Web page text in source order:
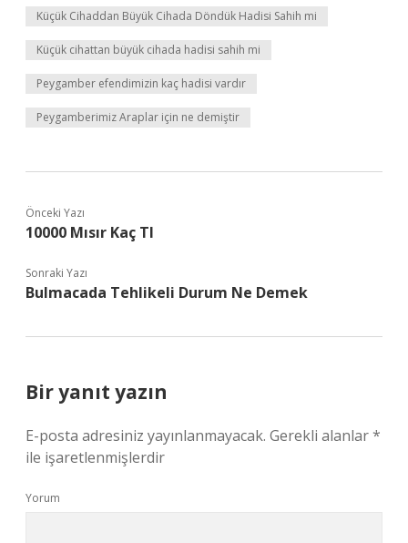
Küçük Cihaddan Büyük Cihada Döndük Hadisi Sahih mi
Küçük cihattan büyük cihada hadisi sahih mi
Peygamber efendimizin kaç hadisi vardır
Peygamberimiz Araplar için ne demiştir
Önceki Yazı
10000 Mısır Kaç Tl
Sonraki Yazı
Bulmacada Tehlikeli Durum Ne Demek
Bir yanıt yazın
E-posta adresiniz yayınlanmayacak. Gerekli alanlar*
ile işaretlenmişlerdir
Yorum